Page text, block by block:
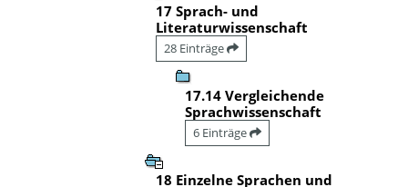
17 Sprach- und
Literaturwissenschaft
28 Einträge
17.14 Vergleichende
Sprachwissenschaft
6 Einträge
18 Einzelne Sprachen und